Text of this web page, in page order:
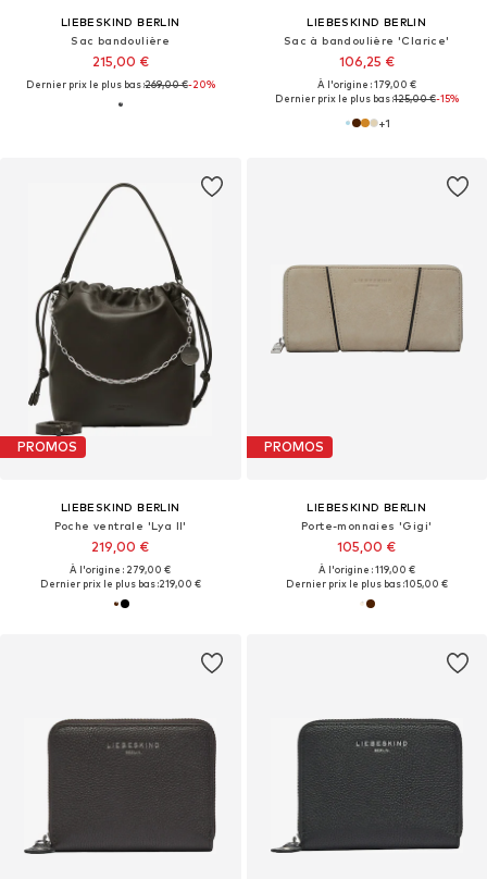
LIEBESKIND BERLIN
Sac bandoulière
215,00 €
Dernier prix le plus bas :269,00 €-20%
LIEBESKIND BERLIN
Sac à bandoulière 'Clarice'
106,25 €
À l'origine : 179,00 €
Dernier prix le plus bas :125,00 €-15%
+1
PROMOS
LIEBESKIND BERLIN
Poche ventrale 'Lya II'
219,00 €
À l'origine : 279,00 €
Dernier prix le plus bas :219,00 €
PROMOS
LIEBESKIND BERLIN
Porte-monnaies 'Gigi'
105,00 €
À l'origine : 119,00 €
Dernier prix le plus bas :105,00 €